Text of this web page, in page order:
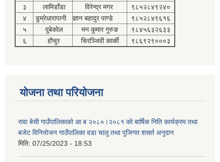
३
लामिडाँडा विरेन्द्र मगर
९८५२८४९२४०
४
डुम्रेधारापानी ज्ञान बहादुर पाण्डे
९८५२८४९६१६
५
दुबेकोल मन कुमार गुरुङ
९८४५६३२६३३
६
हौचुर चिरञ्जिवी कार्की ९८६९२९०००३
योजना तथा परियोजना
रावा बेसी गाउँपालिकाको आ ब २०८०।२०८१ को बार्षिक निति कार्यक्रम तथा
बजेट विनियोजन गाउँपालिका वडा चालु तथा पुजिगत शसर्त अनुदान
मिति: 07/25/2023 - 18:53